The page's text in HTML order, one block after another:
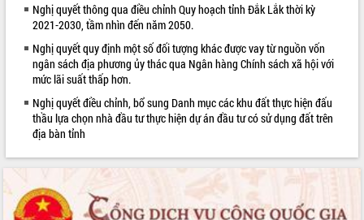
cách mạng
Rà soát, hoàn thiện hệ thống thiết chế
văn hóa, thể thao đáp ứng yêu cầu
phát triển mới
Thường trực HĐND tỉnh Đắk Lắk gặp
mặt Đoàn chuyên gia y tế TP. Hồ Chí
Minh
Lễ truy điệu và an táng hài cốt liệt sĩ
tại Nghĩa trang Liệt sĩ xã Sơn Hòa
Bàn giải pháp tháo gỡ khó khăn trong
xuất khẩu sầu riêng và triển khai quy
định EUDR
LIÊN KẾT WEB
Nghị quyết thông qua điều chỉnh Quy hoạch tỉnh Đắk Lắk thời kỳ
2021-2030, tầm nhìn đến năm 2050.
Nghị quyết quy định một số đối tượng khác được vay từ nguồn vốn
ngân sách địa phương ủy thác qua Ngân hàng Chính sách xã hội với
mức lãi suất thấp hơn.
Nghị quyết điều chỉnh, bổ sung Danh mục các khu đất thực hiện đấu
thầu lựa chọn nhà đầu tư thực hiện dự án đầu tư có sử dụng đất trên
địa bàn tỉnh